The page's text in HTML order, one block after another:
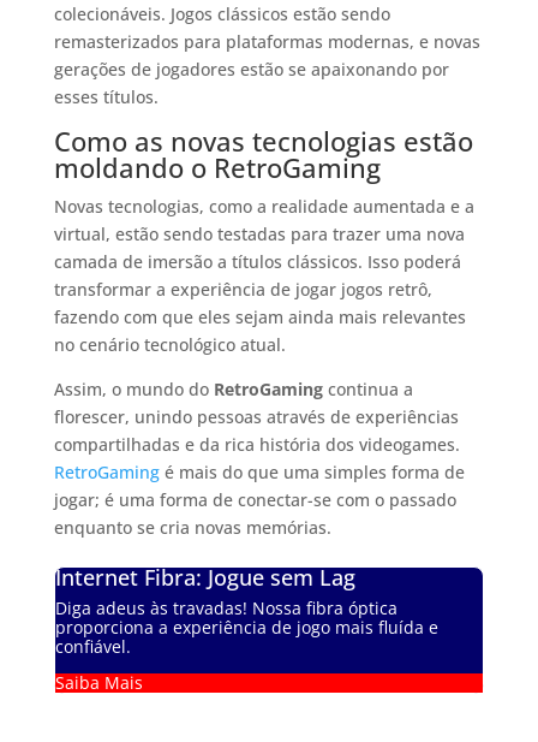
colecionáveis. Jogos clássicos estão sendo
remasterizados para plataformas modernas, e novas
gerações de jogadores estão se apaixonando por
esses títulos.
Como as novas tecnologias estão
moldando o RetroGaming
Novas tecnologias, como a realidade aumentada e a
virtual, estão sendo testadas para trazer uma nova
camada de imersão a títulos clássicos. Isso poderá
transformar a experiência de jogar jogos retrô,
fazendo com que eles sejam ainda mais relevantes
no cenário tecnológico atual.
Assim, o mundo do RetroGamingcontinua a
florescer, unindo pessoas através de experiências
compartilhadas e da rica história dos videogames.
RetroGamingé mais do que uma simples forma de
jogar; é uma forma de conectar-se com o passado
enquanto se cria novas memórias.
Internet Fibra: Jogue sem Lag
Diga adeus às travadas! Nossa fibra óptica
proporciona a experiência de jogo mais fluída e
confiável.
Saiba Mais